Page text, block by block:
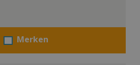
Merken